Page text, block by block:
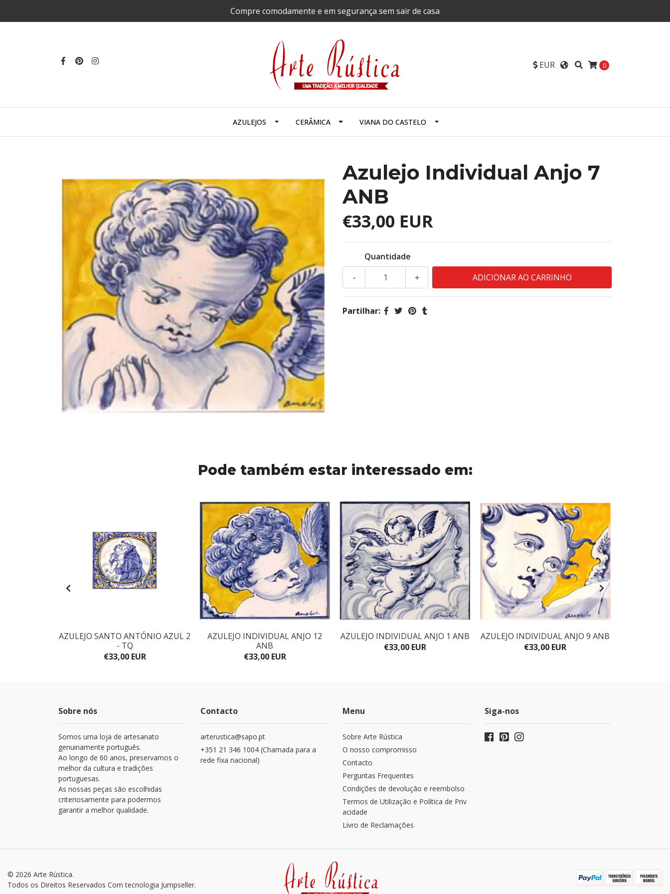
Compre comodamente e em segurança sem sair de casa
EUR 0
AZULEJOS CERÂMICA VIANA DO CASTELO
Azulejo Individual Anjo 7
ANB
€33,00 EUR
Quantidade
+
-
Partilhar:
Pode também estar interessado em:
AZULEJO SANTO ANTÓNIO AZUL 2
- TQ
€33,00 EUR
AZULEJO INDIVIDUAL ANJO 12
ANB
€33,00 EUR
AZULEJO INDIVIDUAL ANJO 1 ANB
€33,00 EUR
AZULEJO INDIVIDUAL ANJO 9 ANB
€33,00 EUR
Sobre nós
Somos uma loja de artesanato
genuinamente português.
Ao longo de 60 anos, preservamos o
melhor da cultura e tradições
portuguesas.
As nossas peças são escolhidas
criteriosamente para podermos
garantir a melhor qualidade.
Contacto
arterustica@sapo.pt
+351 21 346 1004 (Chamada para a
rede fixa nacional)
Menu
Sobre Arte Rústica
O nosso compromisso
Contacto
Perguntas Frequentes
Condições de devolução e reembolso
Termos de Utilização e Política de Priv
acidade
Livro de Reclamações
Siga-nos
© 2026 Arte Rústica.
Todos os Direitos Reservados Com tecnologia Jumpseller.